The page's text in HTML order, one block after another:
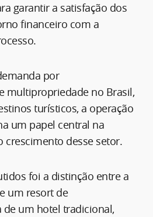
garantir a satisfação dos
financeiro com a
por
multipropriedade no Brasil,
turísticos, a operação
um papel central na
crescimento desse setor.
foi a distinção entre a
um resort de
um hotel tradicional,